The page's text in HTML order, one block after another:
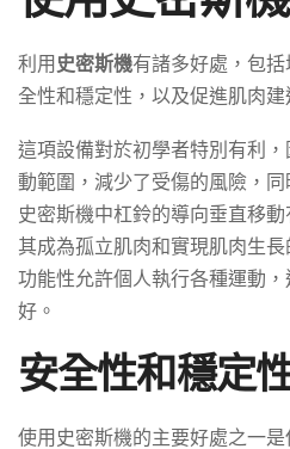
利用史密斯機有諸多好處，包
全性和穩定性，以及促進肌肉建
這項設備對於初學者特別有利
動範圍，減少了受傷的風險，
史密斯機中杠鈴的導向垂直移
其成為孤立肌肉和實現肌肉生
功能性允許個人執行各種運動
好。
安全性和穩定
使用史密斯機的主要好處之一